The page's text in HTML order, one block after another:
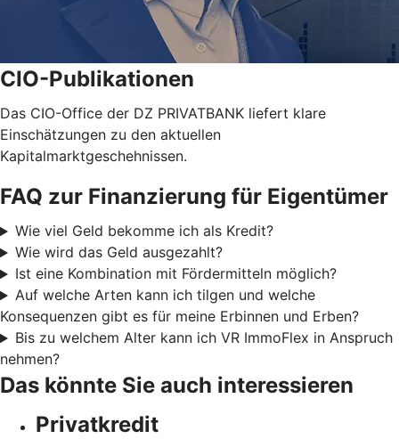
CIO-Publikationen
Das CIO-Office der DZ PRIVATBANK liefert klare
Einschätzungen zu den aktuellen
Kapitalmarktgeschehnissen.
FAQ zur Finanzierung für Eigentümer
Wie viel Geld bekomme ich als Kredit?
Wie wird das Geld ausgezahlt?
Ist eine Kombination mit Fördermitteln möglich?
Auf welche Arten kann ich tilgen und welche
Konsequenzen gibt es für meine Erbinnen und Erben?
Bis zu welchem Alter kann ich VR ImmoFlex in Anspruch
nehmen?
Das könnte Sie auch interessieren
Privatkredit